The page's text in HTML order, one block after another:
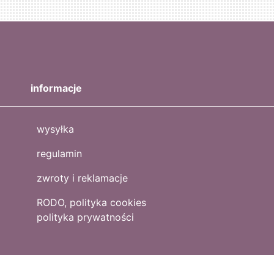
informacje
wysyłka
regulamin
zwroty i reklamacje
RODO, polityka cookies
polityka prywatności